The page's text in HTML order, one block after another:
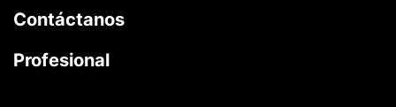
Contáctanos
Profesional